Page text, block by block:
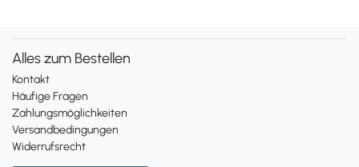
Alles zum Bestellen
Kontakt
Häufige Fragen
Zahlungsmöglichkeiten
Versandbedingungen
Widerrufsrecht